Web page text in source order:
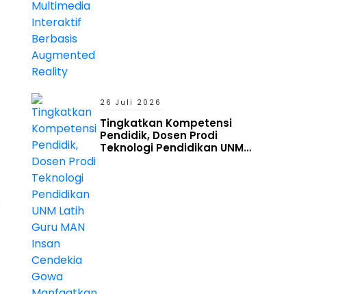
26 Juli 2026
Tingkatkan Kompetensi
Pendidik, Dosen Prodi
Teknologi Pendidikan UNM